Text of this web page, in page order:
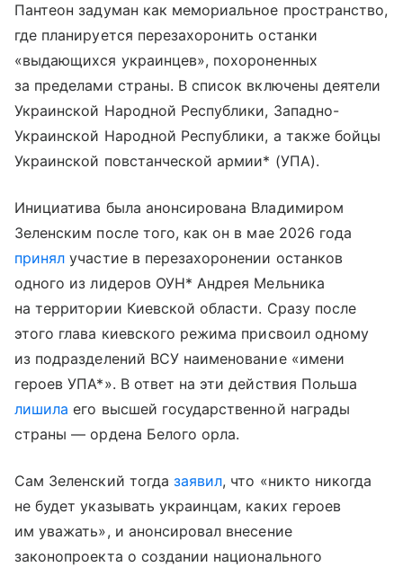
Пантеон задуман как мемориальное пространство,
где планируется перезахоронить останки
«выдающихся украинцев», похороненных
за пределами страны. В список включены деятели
Украинской Народной Республики, Западно-
Украинской Народной Республики, а также бойцы
Украинской повстанческой армии* (УПА).
Инициатива была анонсирована Владимиром
Зеленским после того, как он в мае 2026 года
принял участие в перезахоронении останков
одного из лидеров ОУН* Андрея Мельника
на территории Киевской области. Сразу после
этого глава киевского режима присвоил одному
из подразделений ВСУ наименование «имени
героев УПА*». В ответ на эти действия Польша
лишила его высшей государственной награды
страны — ордена Белого орла.
Сам Зеленский тогда заявил, что «никто никогда
не будет указывать украинцам, каких героев
им уважать», и анонсировал внесение
законопроекта о создании национального